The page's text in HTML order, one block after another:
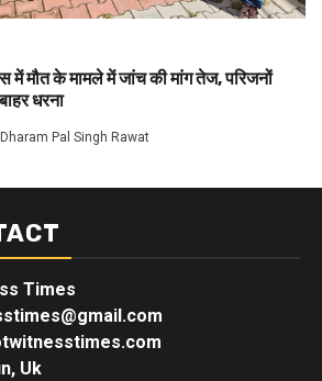
में मौत के मामले में जांच की मांग तेज, परिजनों
धरना
Dharam Pal Singh Rawat
Times
Uk